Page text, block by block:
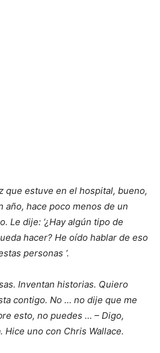
que estuve en el hospital, bueno,
año, hace poco menos de un
Le dije: ‘¿Hay algún tipo de
hacer? He oído hablar de eso
personas ‘.
Inventan historias. Quiero
contigo. No … no dije que me
esto, no puedes … – Digo,
Hice uno con Chris Wallace.